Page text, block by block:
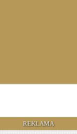
REKLAMA